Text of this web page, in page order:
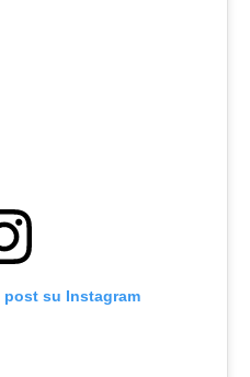
su Instagram